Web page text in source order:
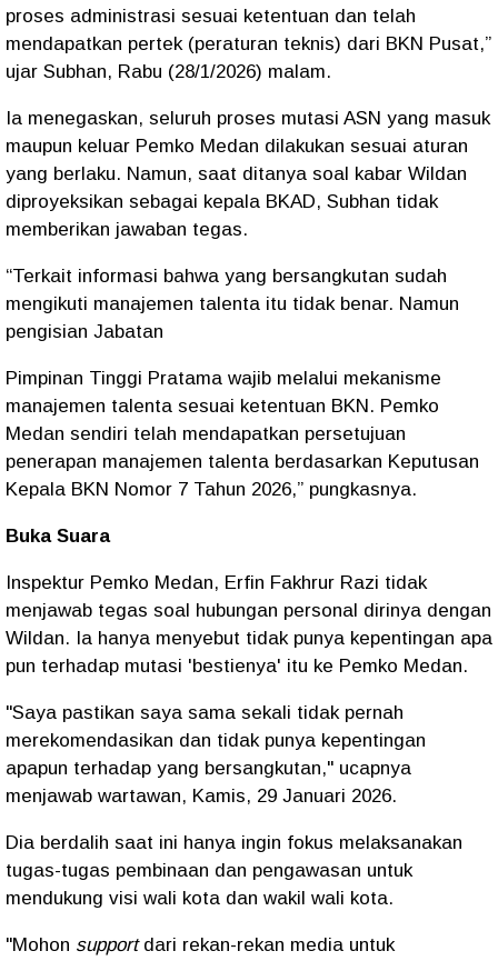
proses administrasi sesuai ketentuan dan telah
mendapatkan pertek (peraturan teknis) dari BKN Pusat,”
ujar Subhan, Rabu (28/1/2026) malam.
Ia menegaskan, seluruh proses mutasi ASN yang masuk
maupun keluar Pemko Medan dilakukan sesuai aturan
yang berlaku. Namun, saat ditanya soal kabar Wildan
diproyeksikan sebagai kepala BKAD, Subhan tidak
memberikan jawaban tegas.
“Terkait informasi bahwa yang bersangkutan sudah
mengikuti manajemen talenta itu tidak benar. Namun
pengisian Jabatan
Pimpinan Tinggi Pratama wajib melalui mekanisme
manajemen talenta sesuai ketentuan BKN. Pemko
Medan sendiri telah mendapatkan persetujuan
penerapan manajemen talenta berdasarkan Keputusan
Kepala BKN Nomor 7 Tahun 2026,” pungkasnya.
Buka Suara
Inspektur Pemko Medan, Erfin Fakhrur Razi tidak
menjawab tegas soal hubungan personal dirinya dengan
Wildan. Ia hanya menyebut tidak punya kepentingan apa
pun terhadap mutasi 'bestienya' itu ke Pemko Medan.
"Saya pastikan saya sama sekali tidak pernah
merekomendasikan dan tidak punya kepentingan
apapun terhadap yang bersangkutan," ucapnya
menjawab wartawan, Kamis, 29 Januari 2026.
Dia berdalih saat ini hanya ingin fokus melaksanakan
tugas-tugas pembinaan dan pengawasan untuk
mendukung visi wali kota dan wakil wali kota.
"Mohon supportdari rekan-rekan media untuk